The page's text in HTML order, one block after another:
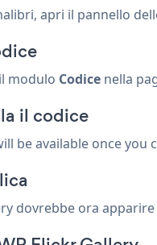
apri il pannello
modulo Codice nella
il codice
be available once you
dovrebbe ora